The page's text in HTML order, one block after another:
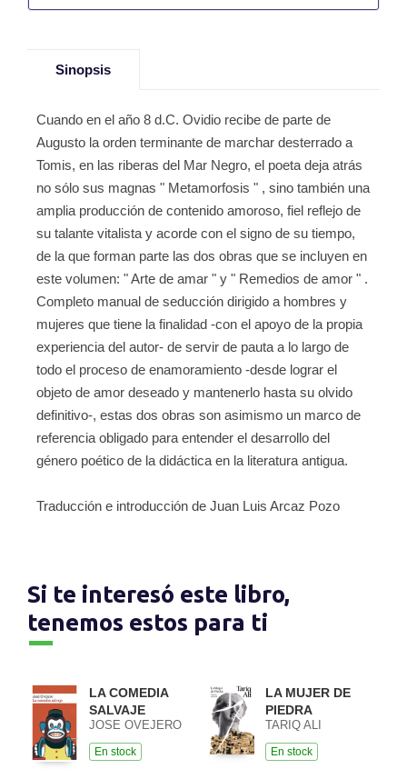
Sinopsis
Cuando en el año 8 d.C. Ovidio recibe de parte de
Augusto la orden terminante de marchar desterrado a
Tomis, en las riberas del Mar Negro, el poeta deja atrás
no sólo sus magnas " Metamorfosis " , sino también una
amplia producción de contenido amoroso, fiel reflejo de
su talante vitalista y acorde con el signo de su tiempo,
de la que forman parte las dos obras que se incluyen en
este volumen: " Arte de amar " y " Remedios de amor " .
Completo manual de seducción dirigido a hombres y
mujeres que tiene la finalidad -con el apoyo de la propia
experiencia del autor- de servir de pauta a lo largo de
todo el proceso de enamoramiento -desde lograr el
objeto de amor deseado y mantenerlo hasta su olvido
definitivo-, estas dos obras son asimismo un marco de
referencia obligado para entender el desarrollo del
género poético de la didáctica en la literatura antigua.
Traducción e introducción de Juan Luis Arcaz Pozo
Si te interesó este libro,
tenemos estos para ti
LA COMEDIA
SALVAJE
JOSE OVEJERO
En stock
LA MUJER DE
PIEDRA
TARIQ ALI
En stock